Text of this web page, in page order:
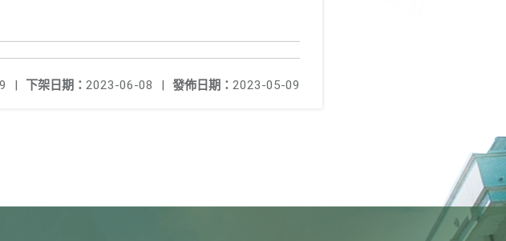
發佈日期： 2023-05-09
下架日期： 2023-06-08 |
|